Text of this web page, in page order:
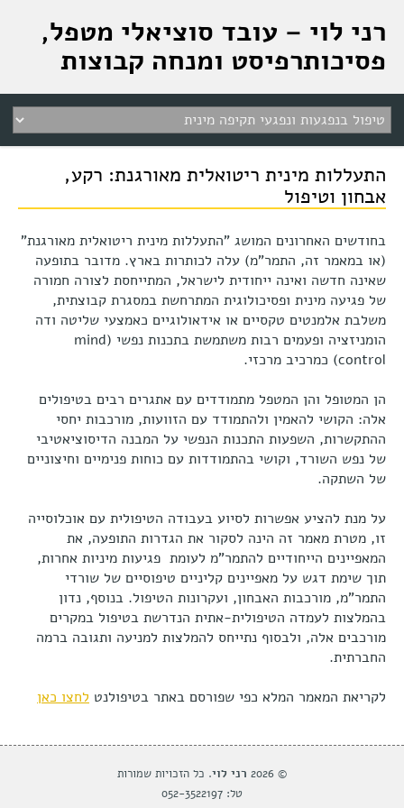
רני לוי – עובד סוציאלי מטפל,
פסיכותרפיסט ומנחה קבוצות
התעללות מינית ריטואלית מאורגנת: רקע,
אבחון וטיפול
בחודשים האחרונים המושג "התעללות מינית ריטואלית מאורגנת"
(או במאמר זה, התמר"מ) עלה לכותרות בארץ. מדובר בתופעה
שאינה חדשה ואינה ייחודית לישראל, המתייחסת לצורה חמורה
של פגיעה מינית ופסיכולוגית המתרחשת במסגרת קבוצתית,
משלבת אלמנטים טקסיים או אידאולוגיים כאמצעי שליטה ודה
הומניזציה ופעמים רבות משתמשת בתכנות נפשי (mind
control) כמרכיב מרכזי.
הן המטופל והן המטפל מתמודדים עם אתגרים רבים בטיפולים
אלה: הקושי להאמין ולהתמודד עם הזוועות, מורכבות יחסי
ההתקשרות, השפעות התכנות הנפשי על המבנה הדיסוציאטיבי
של נפש השורד, וקושי בהתמודדות עם כוחות פנימיים וחיצוניים
של השתקה.
על מנת להציע אפשרות לסיוע בעבודה הטיפולית עם אוכלוסייה
זו, מטרת מאמר זה הינה לסקור את הגדרות התופעה, את
המאפיינים הייחודיים להתמר"מ לעומת פגיעות מיניות אחרות,
תוך שימת דגש על מאפיינים קליניים טיפוסיים של שורדי
התמר"מ, מורכבות האבחון, ועקרונות הטיפול. בנוסף, נדון
בהמלצות לעמדה הטיפולית-אתית הנדרשת בטיפול במקרים
מורכבים אלה, ולבסוף נתייחס להמלצות למניעה ותגובה ברמה
החברתית.
לקריאת המאמר המלא כפי שפורסם באתר בטיפולנט לחצו כאן
© 2026 רני לוי. כל הזכויות שמורות
טל: 052-3522197